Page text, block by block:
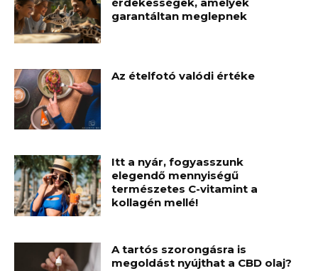
garantáltan meglepnek
Az ételfotó valódi értéke
Itt a nyár, fogyasszunk
elegendő mennyiségű
természetes C-vitamint a
kollagén mellé!
A tartós szorongásra is
megoldást nyújthat a CBD olaj?